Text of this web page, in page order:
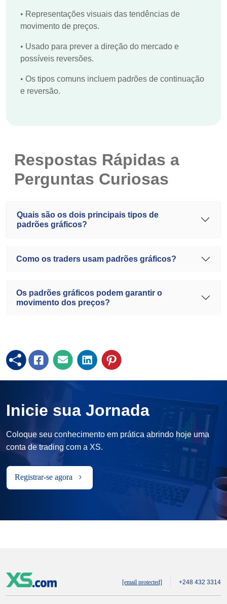
• Representações visuais das tendências de
movimento de preços.
• Usado para prever a direção do mercado e
possíveis reversões.
• Os tipos comuns incluem padrões de continuação
e reversão.
Respostas Rápidas a
Perguntas Curiosas
Quais são os dois principais tipos de
padrões gráficos?
Como os traders usam padrões gráficos?
Os padrões gráficos podem garantir o
movimento dos preços?
Inicie sua Jornada
Coloque seu conhecimento em prática abrindo hoje uma
conta de trading com a XS.
Registrar-se agora
[email protected] +248 432 3314